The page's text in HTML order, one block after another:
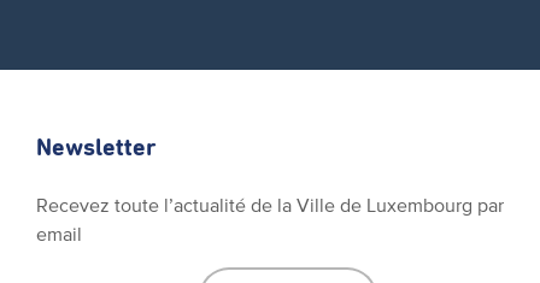
Newsletter
Recevez toute l’actualité de la Ville de Luxembourg par
email